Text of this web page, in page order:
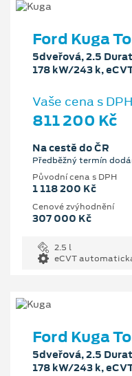
Ford Kuga
5dveřová, 2.5
178 kW/243 k,
Vaše cena s DPH
811 200 Kč
Na cestě do ČR
Předběžný termín
Původní cena s DPH
1 118 200 Kč
Cenové zvýhodnění
307 000 Kč
2.5 l
eCVT
Ford Kuga
5dveřová, 2.5
178 kW/243 k,